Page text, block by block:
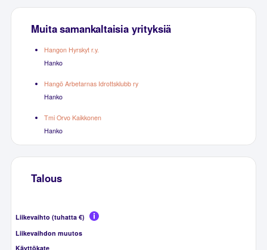
Muita samankaltaisia yrityksiä
Hangon Hyrskyt r.y.
Hanko
Hangö Arbetarnas Idrottsklubb ry
Hanko
Tmi Orvo Kaikkonen
Hanko
Talous
Liikevaihto (tuhatta €)
Liikevaihdon muutos
Käyttökate